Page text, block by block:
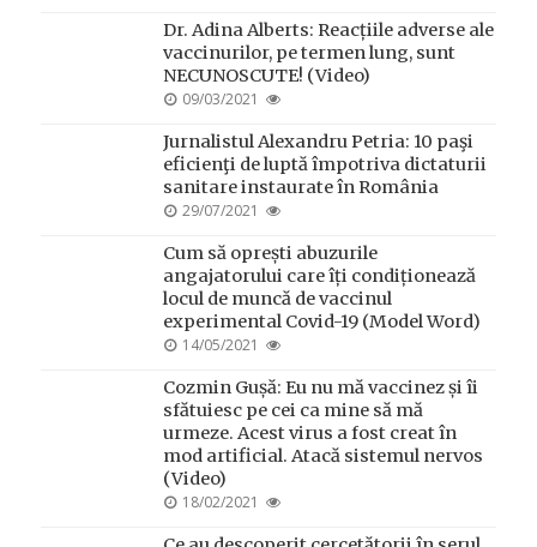
Dr. Adina Alberts: Reacțiile adverse ale
vaccinurilor, pe termen lung, sunt
NECUNOSCUTE! (Video)
POSTED
09/03/2021
Jurnalistul Alexandru Petria: 10 paşi
eficienţi de luptă împotriva dictaturii
sanitare instaurate în România
POSTED
29/07/2021
Cum să oprești abuzurile
angajatorului care îți condiționează
locul de muncă de vaccinul
experimental Covid-19 (Model Word)
POSTED
14/05/2021
Cozmin Gușă: Eu nu mă vaccinez și îi
sfătuiesc pe cei ca mine să mă
urmeze. Acest virus a fost creat în
mod artificial. Atacă sistemul nervos
(Video)
POSTED
18/02/2021